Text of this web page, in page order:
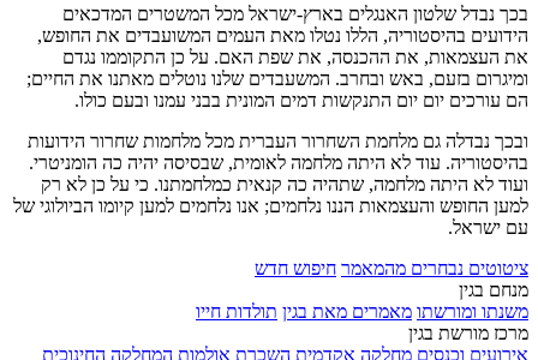
בכך נבדל שלטון האנגלים בארץ-ישראל מכל המשטרים המדכאים
הידועים בהיסטוריה, הללו נטלו מאת העמים המשועבדים את החופש,
את העצמאות, את ההכנסה, את שפת האם. על כן התקוממו נגדם
ומיגרום בזעם, באש ובחרב. המשעבדים שלנו נוטלים מאתנו את החיים;
הם עורכים יום יום התנקשות דמים המונית בבני עמנו ובעם כולו.
ובכך נבדלה גם מלחמת השחרור העברית מכל מלחמות שחרור הידועות
בהיסטוריה. עוד לא היתה מלחמה לאומית, שבסיסה יהיה כה הומניטרי.
ועוד לא היתה מלחמה, שתהיה כה קנאית כמלחמתנו. כי על כן לא רק
למען החופש והעצמאות הננו נלחמים; אנו נלחמים למען קיומו הביולוגי של
עם ישראל.
ציטוטים נבחרים מהמאמר חיפוש חדש
מנחם בגין
משנתו ומורשתו מאמרים מאת בגין תולדות חייו
מרכז מורשת בגין
אירועים וכנסים מחלקה אקדמית השכרת אולמות המחלקה החינוכית